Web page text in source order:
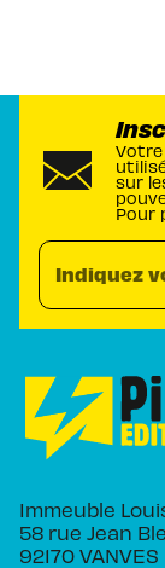
sur
Pour
Indiquez
Immeuble
58 rue Jean
92170 VANVES